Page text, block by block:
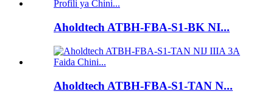
Aholdtech ATBH-FBA-S1-BK NI...
Aholdtech ATBH-FBA-S1-TAN N...